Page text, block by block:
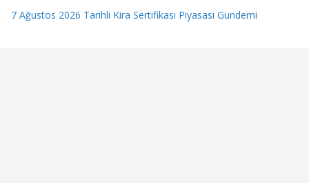
7 Ağustos 2026 Tarihli Kira Sertifikası Piyasası Gündemi